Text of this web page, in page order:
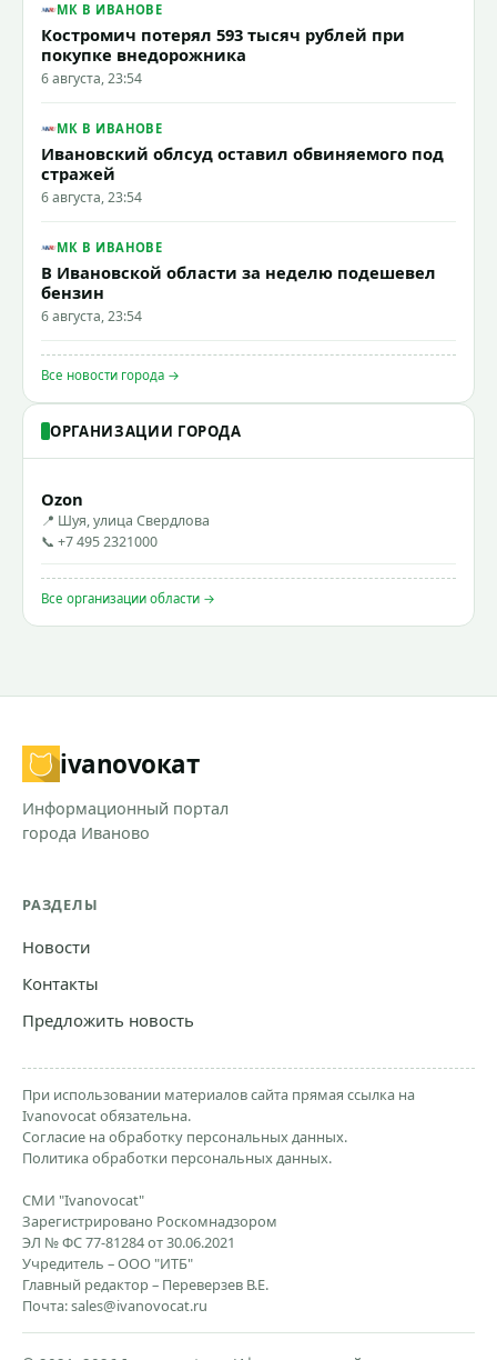
МК В ИВАНОВЕ
Костромич потерял 593 тысяч рублей при
покупке внедорожника
6 августа, 23:54
МК В ИВАНОВЕ
Ивановский облсуд оставил обвиняемого под
стражей
6 августа, 23:54
МК В ИВАНОВЕ
В Ивановской области за неделю подешевел
бензин
6 августа, 23:54
Все новости города →
ОРГАНИЗАЦИИ ГОРОДА
Ozon
📍 Шуя, улица Свердлова
📞 +7 495 2321000
Все организации области →
ivanovoкат
Информационный портал
города Иваново
РАЗДЕЛЫ
Новости
Контакты
Предложить новость
При использовании материалов сайта прямая ссылка на
Ivanovocat обязательна.
Согласие на обработку персональных данных.
Политика обработки персональных данных.
СМИ "Ivanovocat"
Зарегистрировано Роскомнадзором
ЭЛ № ФС 77-81284 от 30.06.2021
Учредитель – ООО "ИТБ"
Главный редактор – Переверзев В.Е.
Почта:sales@ivanovocat.ru